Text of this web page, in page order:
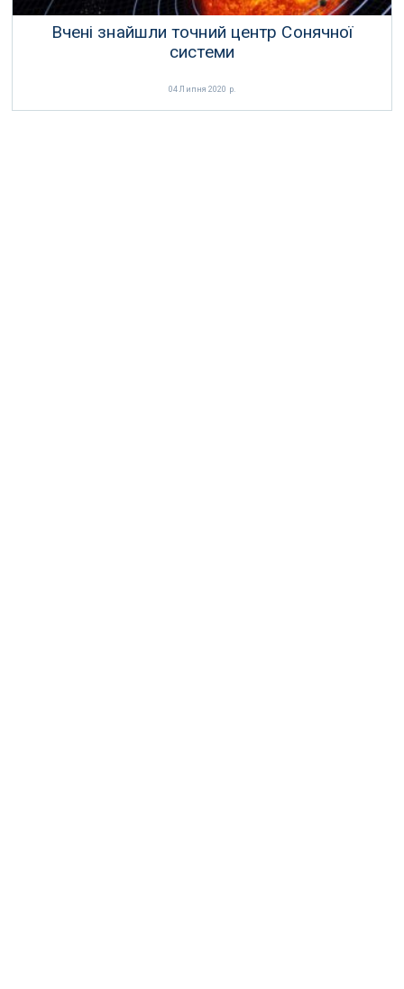
Вчені знайшли точний центр Сонячної
системи
04 Липня 2020 р.